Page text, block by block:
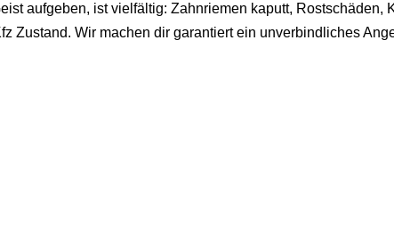
aufgeben, ist vielfältig: Zahnriemen kaputt,
Zustand. Wir machen dir garantiert ein unverbindliches